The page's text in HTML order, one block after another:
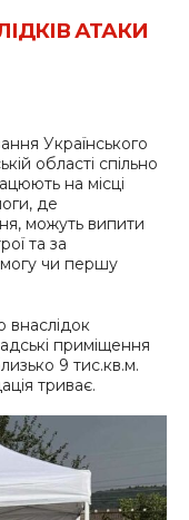
АТАКИ
Українського
області спільно
на місці
де
можуть випити
та за
чи першу
приміщення
9 тис.кв.м.
триває.